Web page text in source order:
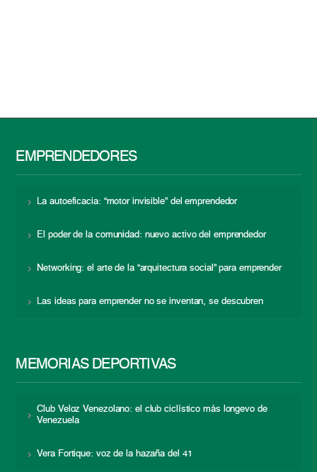
EMPRENDEDORES
La autoeficacia: “motor invisible” del emprendedor
El poder de la comunidad: nuevo activo del emprendedor
Networking: el arte de la “arquitectura social” para emprender
Las ideas para emprender no se inventan, se descubren
MEMORIAS DEPORTIVAS
Club Veloz Venezolano: el club ciclístico más longevo de
Venezuela
Vera Fortique: voz de la hazaña del 41